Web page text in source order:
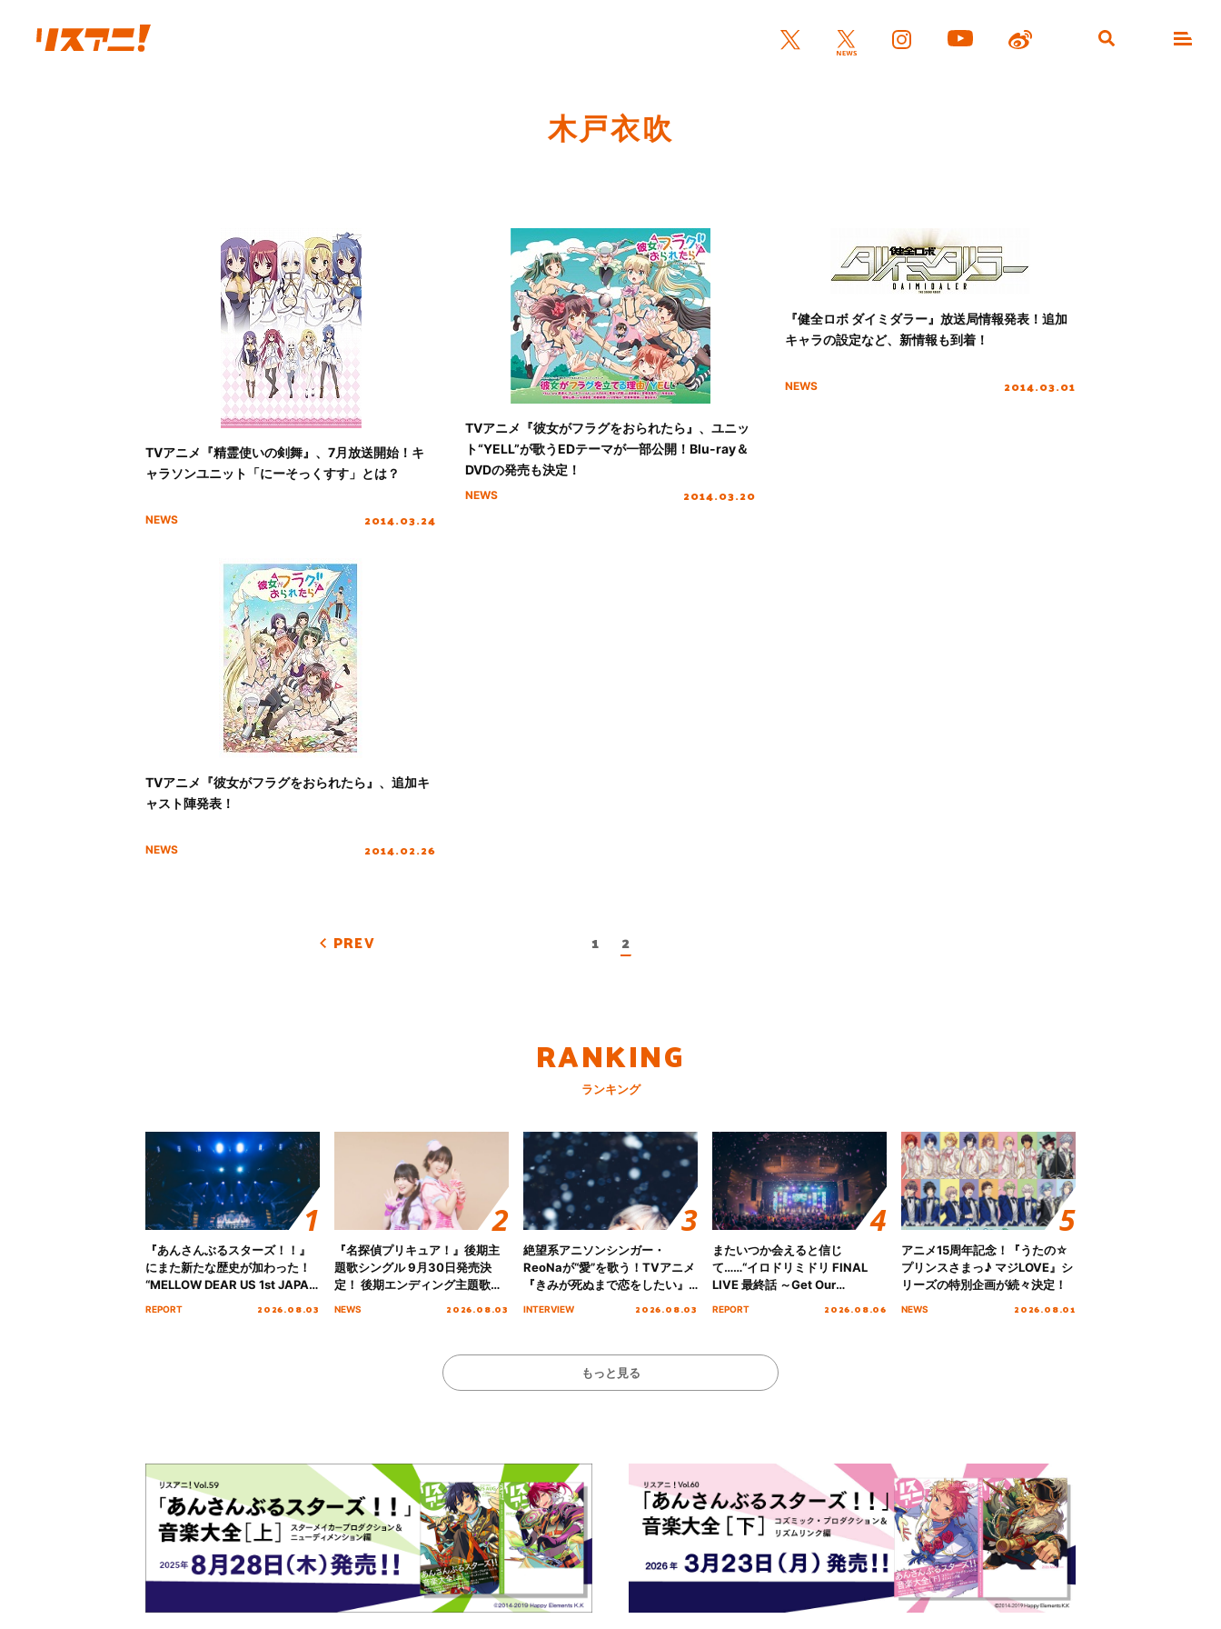
木戸衣吹
TVアニメ『精霊使いの剣舞』、7月放送開始！キ
ャラソンユニット「にーそっくすす」とは？
NEWS 2014.03.24
TVアニメ『彼女がフラグをおられたら』、ユニッ
ト“YELL”が歌うEDテーマが一部公開！Blu-ray＆
DVDの発売も決定！
NEWS 2014.03.20
『健全ロボ ダイミダラー』放送局情報発表！追加
キャラの設定など、新情報も到着！
NEWS 2014.03.01
TVアニメ『彼女がフラグをおられたら』、追加キ
ャスト陣発表！
NEWS 2014.02.26
PREV 1 2
RANKING
ランキング
『あんさんぶるスターズ！！』
にまた新たな歴史が加わった！
“MELLOW DEAR US 1st JAPAN
REPORT 2026.08.03
『名探偵プリキュア！』後期主
題歌シングル 9月30日発売決
定！ 後期エンディング主題歌
NEWS 2026.08.03
絶望系アニソンシンガー・
ReoNaが“愛”を歌う！TVアニメ
『きみが死ぬまで恋をしたい』
INTERVIEW 2026.08.03
またいつか会えると信じ
て……“イロドリミドリ FINAL
LIVE 最終話 ～Get Our
REPORT 2026.08.06
アニメ15周年記念！『うたの☆
プリンスさまっ♪ マジLOVE』シ
リーズの特別企画が続々決定！
NEWS 2026.08.01
もっと見る